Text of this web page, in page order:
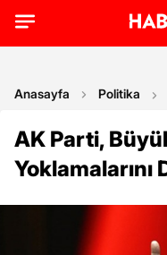
Anasayfa Politika
AK Parti,